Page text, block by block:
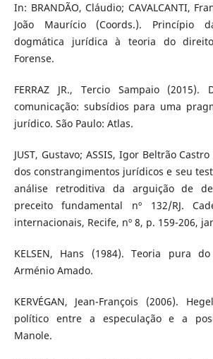
In: BRANDÃO, Cláudio; CAVALCANTI,
João Maurício (Coords.). Princípio
dogmática jurídica à teoria do
Forense.
FERRAZ JR., Tercio Sampaio
comunicação: subsídios para uma
jurídico. São Paulo: Atlas.
JUST, Gustavo; ASSIS, Igor Beltrão
dos constrangimentos jurídicos e seu
análise retroditiva da arguição de
preceito fundamental nº 132/RJ.
internacionais, Recife, nº 8, p. 159-206,
KELSEN, Hans (1984). Teoria pura
Arménio Amado.
KERVÉGAN, Jean-François (2006).
político entre a especulação e a
Manole.